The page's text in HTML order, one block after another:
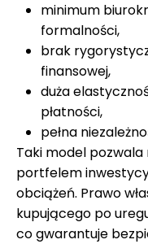
minimum
formalności,
brak
finansowej,
duża
płatności,
pełna
Taki model
portfelem
obciążeń. Prawo
kupującego po
co gwarantuje